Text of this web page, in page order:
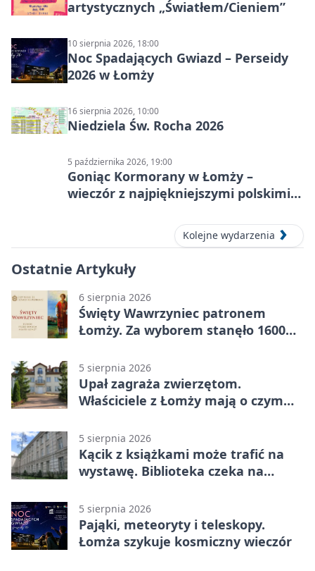
artystycznych „Światłem/Cieniem”
10 sierpnia 2026, 18:00
Noc Spadających Gwiazd – Perseidy
2026 w Łomży
16 sierpnia 2026, 10:00
Niedziela Św. Rocha 2026
5 października 2026, 19:00
Goniąc Kormorany w Łomży –
wieczór z najpiękniejszymi polskimi
Kolejne wydarzenia
Ostatnie Artykuły
6 sierpnia 2026
Święty Wawrzyniec patronem
Łomży. Za wyborem stanęło 1600
5 sierpnia 2026
Upał zagraża zwierzętom.
Właściciele z Łomży mają o czym
5 sierpnia 2026
Kącik z książkami może trafić na
wystawę. Biblioteka czeka na
5 sierpnia 2026
Pająki, meteoryty i teleskopy.
Łomża szykuje kosmiczny wieczór